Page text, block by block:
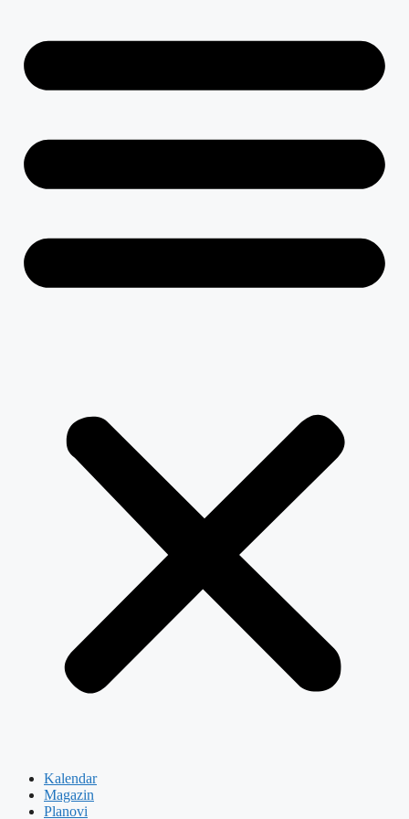
Kalendar
Magazin
Planovi